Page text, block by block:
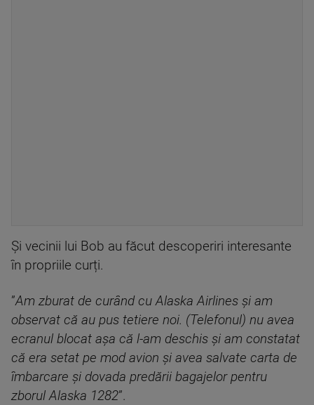
Și vecinii lui Bob au făcut descoperiri interesante
în propriile curți.
”Am zburat de curând cu Alaska Airlines și am
observat că au pus tetiere noi. (Telefonul) nu avea
ecranul blocat așa că l-am deschis și am constatat
că era setat pe mod avion și avea salvate carta de
îmbarcare și dovada predării bagajelor pentru
zborul Alaska 1282”.